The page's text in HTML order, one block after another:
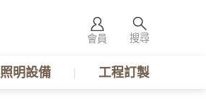
會員 搜尋
照明設備 工程訂製